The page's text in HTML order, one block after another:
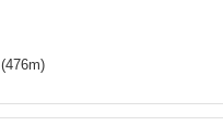
(476m)